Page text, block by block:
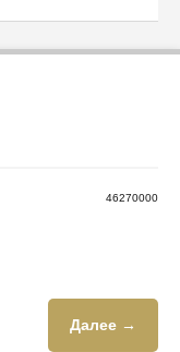
46270000
Далее →